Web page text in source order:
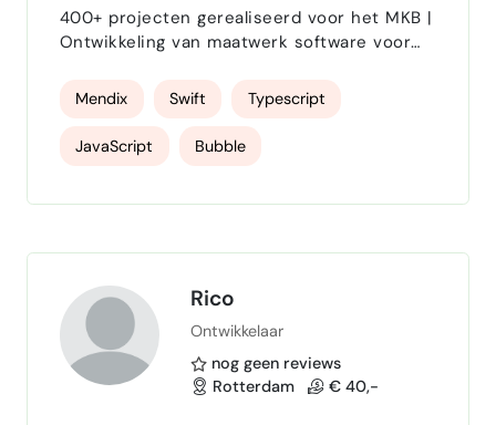
BI Dashboards n8n Automation
400+ projecten gerealiseerd voor het MKB |
Ontwikkeling van maatwerk software voor
jaar ervaring met no-code en low-code
oplossingen, gecombineerd met een sterke
focus op native iOS-ontwikkeling in SwiftUI.
Mendix Swift Typescript
JavaScript Bubble
Rico
Ontwikkelaar
nog geen reviews
Rotterdam
€ 40,-